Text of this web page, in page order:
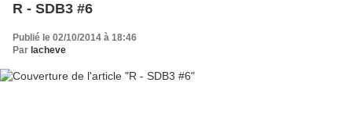
R - SDB3 #6
Publié le 02/10/2014 à 18:46
Par lacheve